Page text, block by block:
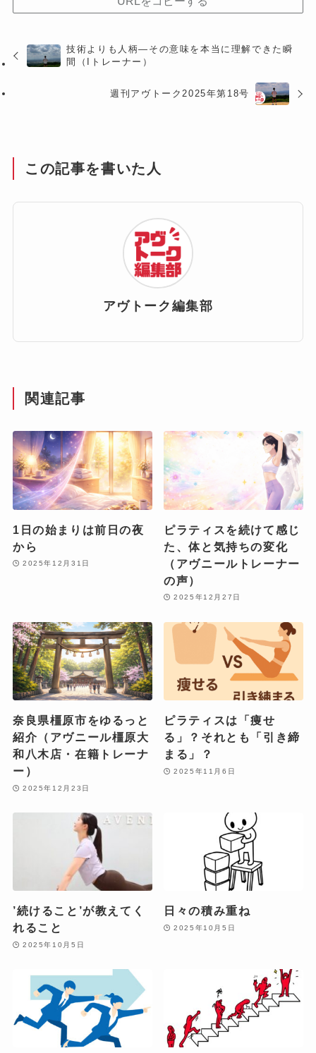
技術よりも人柄―その意味を本当に理解できた瞬
間（Iトレーナー）
週刊アヴトーク2025年第18号
この記事を書いた人
アヴトーク編集部
関連記事
1日の始まりは前日の夜
から
2025年12月31日
ピラティスを続けて感じ
た、体と気持ちの変化
（アヴニールトレーナー
の声）
2025年12月27日
奈良県橿原市をゆるっと
紹介（アヴニール橿原大
和八木店・在籍トレーナ
ー）
2025年12月23日
ピラティスは「痩せ
る」？それとも「引き締
まる」？
2025年11月6日
’続けること’が教えてく
れること
2025年10月5日
日々の積み重ね
2025年10月5日